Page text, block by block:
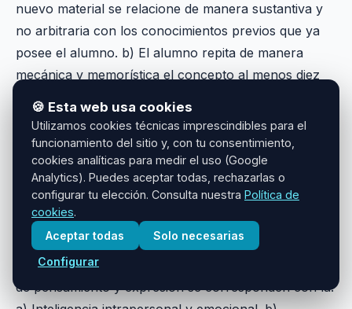
nuevo material se relacione de manera sustantiva y
no arbitraria con los conocimientos previos que ya
posee el alumno. b) El alumno repita de manera
mecánica y memorística el concepto al menos diez
veces seguidas. c) El concepto sea totalmente
abstracto y carezca de referentes visuales o
prácticos en la vida cotidiana. d) El docente utilice un
sistema de evaluación de opción múltiple con
penalización por respuestas erróneas.
Pregunta 25. La teoría de las Inteligencias Múltiples
de Howard Gardner postula que la competencia
comunicativa y el uso del lenguaje como herramienta
de pensamiento y expresión se corresponden con la:
🍪 Esta web usa cookies
Utilizamos cookies técnicas imprescindibles para el
funcionamiento del sitio y, con tu consentimiento,
cookies analíticas para medir el uso (Google
Analytics). Puedes aceptar todas, rechazarlas o
configurar tu elección. Consulta nuestra Política de
cookies.
Aceptar todas
Solo necesarias
Configurar